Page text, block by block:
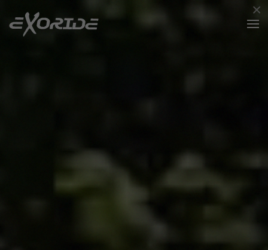
Accéder au contenu principal
×